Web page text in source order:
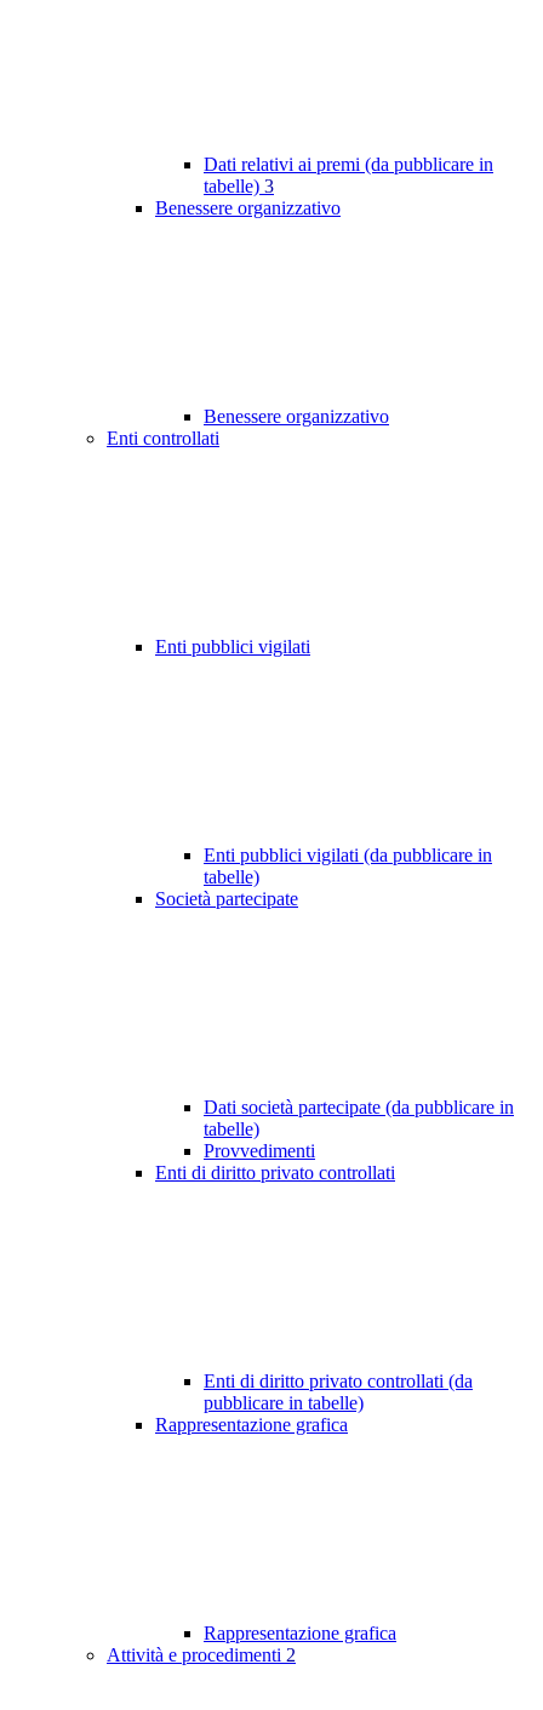
Dati relativi ai premi (da pubblicare in
tabelle) 3
Benessere organizzativo
Benessere organizzativo
Enti controllati
Enti pubblici vigilati
Enti pubblici vigilati (da pubblicare in
tabelle)
Società partecipate
Dati società partecipate (da pubblicare in
tabelle)
Provvedimenti
Enti di diritto privato controllati
Enti di diritto privato controllati (da
pubblicare in tabelle)
Rappresentazione grafica
Rappresentazione grafica
Attività e procedimenti 2